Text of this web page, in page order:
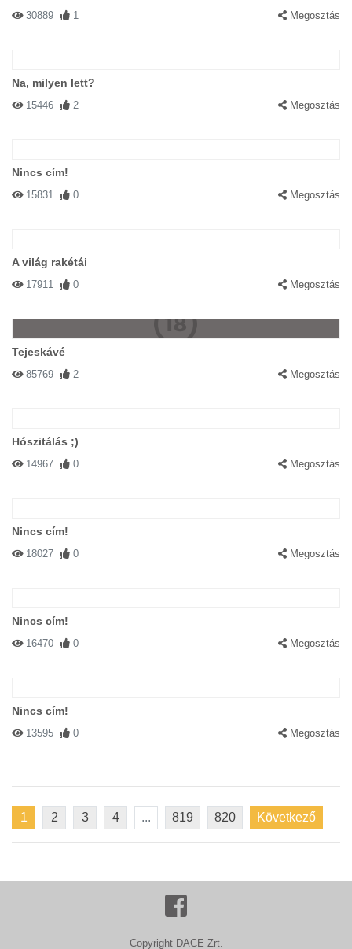
30889 1 Megosztás
Na, milyen lett?
15446 2 Megosztás
Nincs cím!
15831 0 Megosztás
A világ rakétái
17911 0 Megosztás
Tejeskávé
85769 2 Megosztás
Hószitálás ;)
14967 0 Megosztás
Nincs cím!
18027 0 Megosztás
Nincs cím!
16470 0 Megosztás
Nincs cím!
13595 0 Megosztás
1 2 3 4 ... 819 820 Következő
Copyright DACE Zrt.